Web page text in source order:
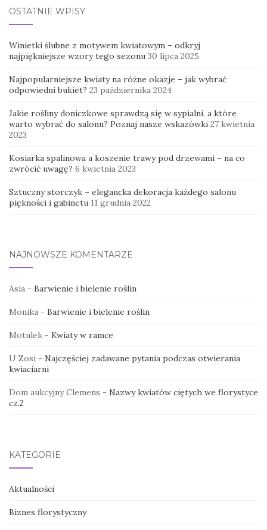
OSTATNIE WPISY
Winietki ślubne z motywem kwiatowym – odkryj
najpiękniejsze wzory tego sezonu 30 lipca 2025
Najpopularniejsze kwiaty na różne okazje – jak wybrać
odpowiedni bukiet? 23 października 2024
Jakie rośliny doniczkowe sprawdzą się w sypialni, a które
warto wybrać do salonu? Poznaj nasze wskazówki 27 kwietnia
2023
Kosiarka spalinowa a koszenie trawy pod drzewami – na co
zwrócić uwagę? 6 kwietnia 2023
Sztuczny storczyk – elegancka dekoracja każdego salonu
piękności i gabinetu 11 grudnia 2022
NAJNOWSZE KOMENTARZE
Asia - Barwienie i bielenie roślin
Monika - Barwienie i bielenie roślin
Motulek - Kwiaty w ramce
U Zosi - Najczęściej zadawane pytania podczas otwierania
kwiaciarni
Dom aukcyjny Clemens - Nazwy kwiatów ciętych we florystyce
cz.2
KATEGORIE
Aktualności
Biznes florystyczny